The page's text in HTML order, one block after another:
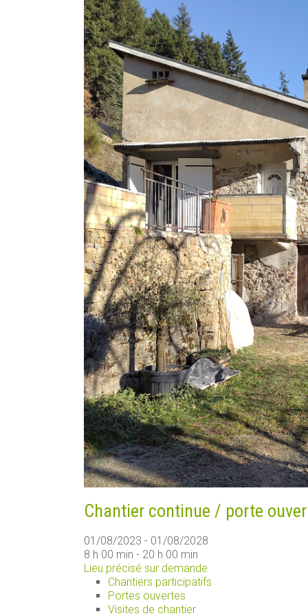
Chantier continue / porte
01/08/2023 - 01/08/2028
8 h 00 min - 20 h 00 min
Lieu précisé sur demande
Chantiers participatifs
Portes ouvertes
Visites de chantier